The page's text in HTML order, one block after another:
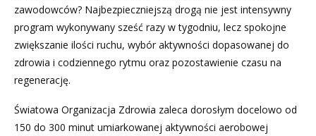
zawodowców? Najbezpieczniejszą drogą nie jest intensywny
program wykonywany sześć razy w tygodniu, lecz spokojne
zwiększanie ilości ruchu, wybór aktywności dopasowanej do
zdrowia i codziennego rytmu oraz pozostawienie czasu na
regenerację.
Światowa Organizacja Zdrowia zaleca dorosłym docelowo od
150 do 300 minut umiarkowanej aktywności aerobowej